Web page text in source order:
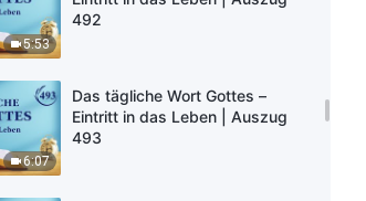
5:53
492
6:07
Das tägliche Wort Gottes –
Eintritt in das Leben | Auszug
493